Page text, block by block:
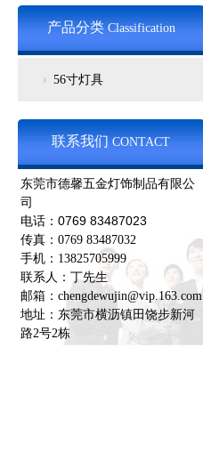
产品分类 Classification
56寸灯具
联系我们CONTACT
东莞市德馨五金灯饰制品有限公
司
电话： 0769 83487023
传真：0769 83487032
手机：13825705999
联系人：丁先生
邮箱：chengdewujin@vip.163.com
地址：东莞市横沥镇田饶步新河
路2号2栋